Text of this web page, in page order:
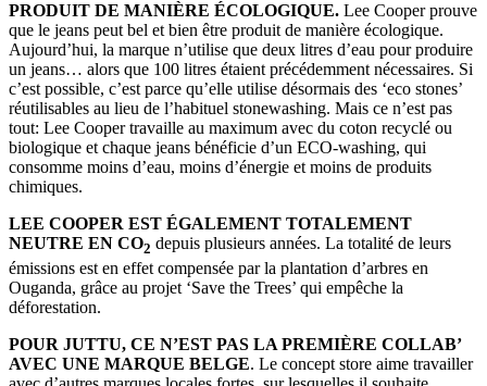
PRODUIT DE MANIÈRE ÉCOLOGIQUE. Lee Cooper prouve
que le jeans peut bel et bien être produit de manière écologique.
Aujourd’hui, la marque n’utilise que deux litres d’eau pour produire
un jeans… alors que 100 litres étaient précédemment nécessaires. Si
c’est possible, c’est parce qu’elle utilise désormais des ‘eco stones’
réutilisables au lieu de l’habituel stonewashing. Mais ce n’est pas
tout: Lee Cooper travaille au maximum avec du coton recyclé ou
biologique et chaque jeans bénéficie d’un ECO-washing, qui
consomme moins d’eau, moins d’énergie et moins de produits
chimiques.
LEE COOPER EST ÉGALEMENT TOTALEMENT
NEUTRE EN CO2 depuis plusieurs années. La totalité de leurs
émissions est en effet compensée par la plantation d’arbres en
Ouganda, grâce au projet ‘Save the Trees’ qui empêche la
déforestation.
POUR JUTTU, CE N’EST PAS LA PREMIÈRE COLLAB’
AVEC UNE MARQUE BELGE. Le concept store aime travailler